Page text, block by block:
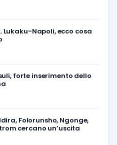
Lukaku-Napoli, ecco cosa
forte inserimento dello
Folorunsho, Ngonge,
cercano un’uscita